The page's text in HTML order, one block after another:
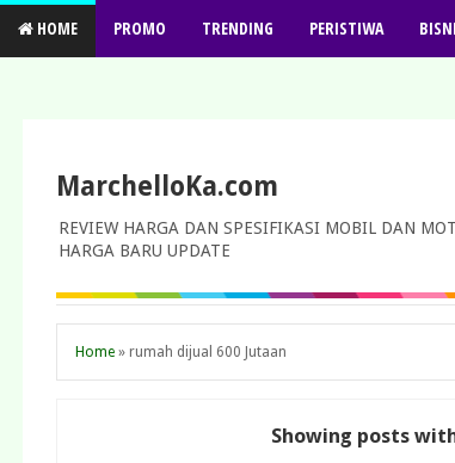
HOME PROMO TRENDING PERISTIWA
MarchelloKa.com
REVIEW HARGA DAN SPESIFIKASI MOBIL DAN
HARGA BARU UPDATE
Home » rumah dijual 600 Jutaan
Showing posts